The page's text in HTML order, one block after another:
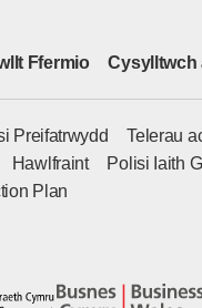
Ffermio Cysylltwch
Preifatrwydd
Telerau
Hawlfraint
Polisi Iaith
Plan